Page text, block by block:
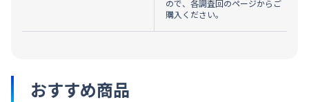
ので、各調査回のページからご
購入ください。
おすすめ商品